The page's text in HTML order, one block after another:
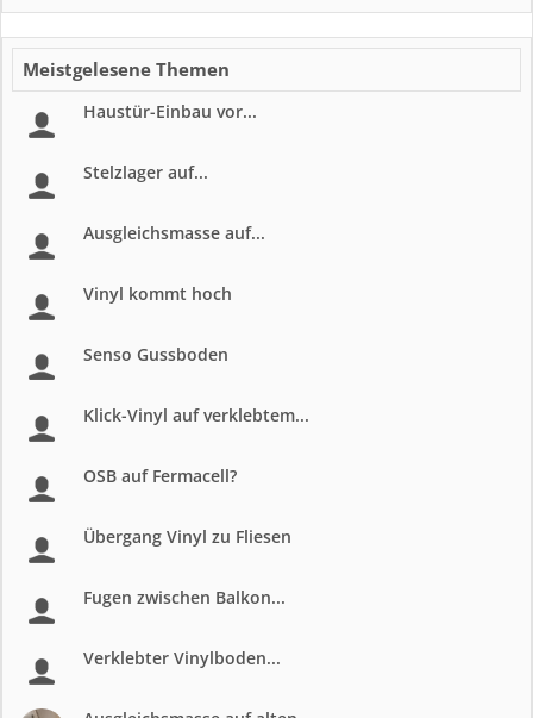
Meistgelesene Themen
Haustür-Einbau vor...
Stelzlager auf...
Ausgleichsmasse auf...
Vinyl kommt hoch
Senso Gussboden
Klick-Vinyl auf verklebtem...
OSB auf Fermacell?
Übergang Vinyl zu Fliesen
Fugen zwischen Balkon...
Verklebter Vinylboden...